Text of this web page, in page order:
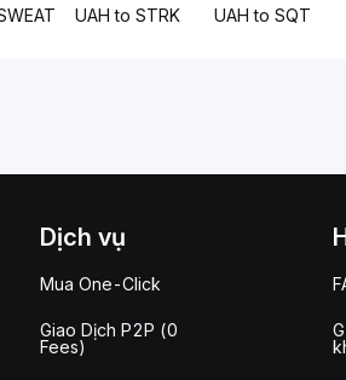
UAH to STRK UAH to SQT
Dịch vụ
Mua One-Click
Giao Dịch P2P (0
Fees)